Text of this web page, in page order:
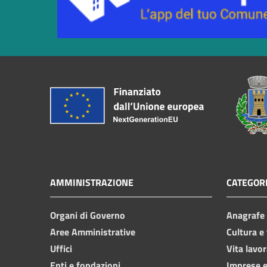
AMMINISTRAZIONE
Organi di Governo
Aree Amministrative
Uffici
Cultura
Vita